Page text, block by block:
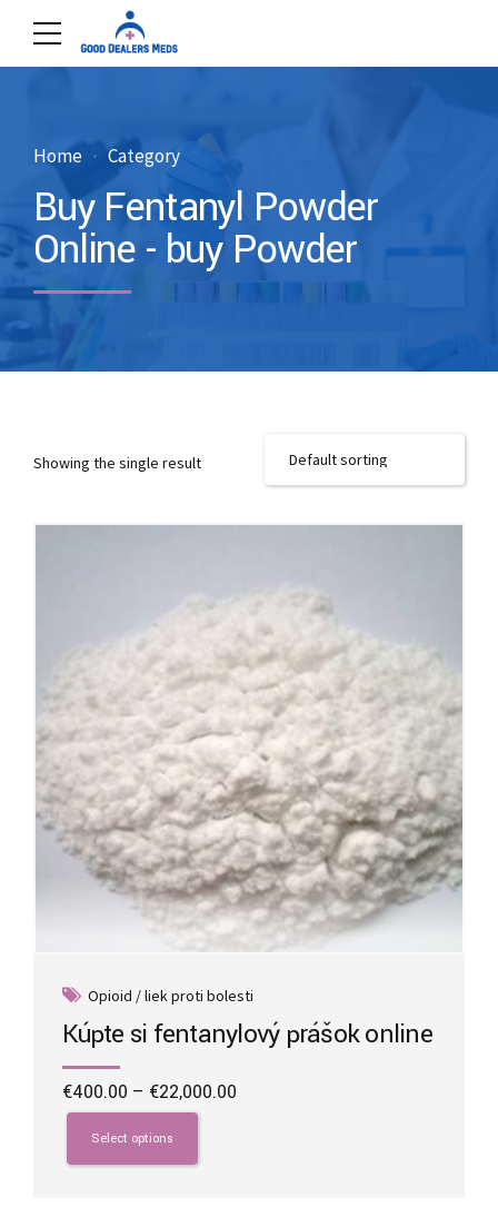
Home Category
Buy Fentanyl Powder
Online - buy Powder
Showing the single result
Opioid / liek proti bolesti
Kúpte si fentanylový prášok online
€400.00 – €22,000.00
Select options
This
product
has